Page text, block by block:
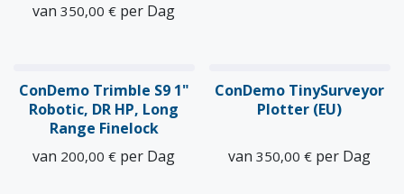
van 350,00 € per Dag
ConDemo Trimble S9 1"
Robotic, DR HP, Long
Range Finelock
van 200,00 € per Dag
ConDemo TinySurveyor
Plotter (EU)
van 350,00 € per Dag